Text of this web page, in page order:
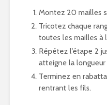
Montez 20 mailles
Tricotez chaque
toutes les mailles à
Répétez l’étape 2
atteigne la longueur
Terminez en
rentrant les fils.